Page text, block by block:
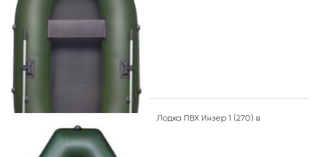
Лодка ПВХ Инзер 1 (270) в